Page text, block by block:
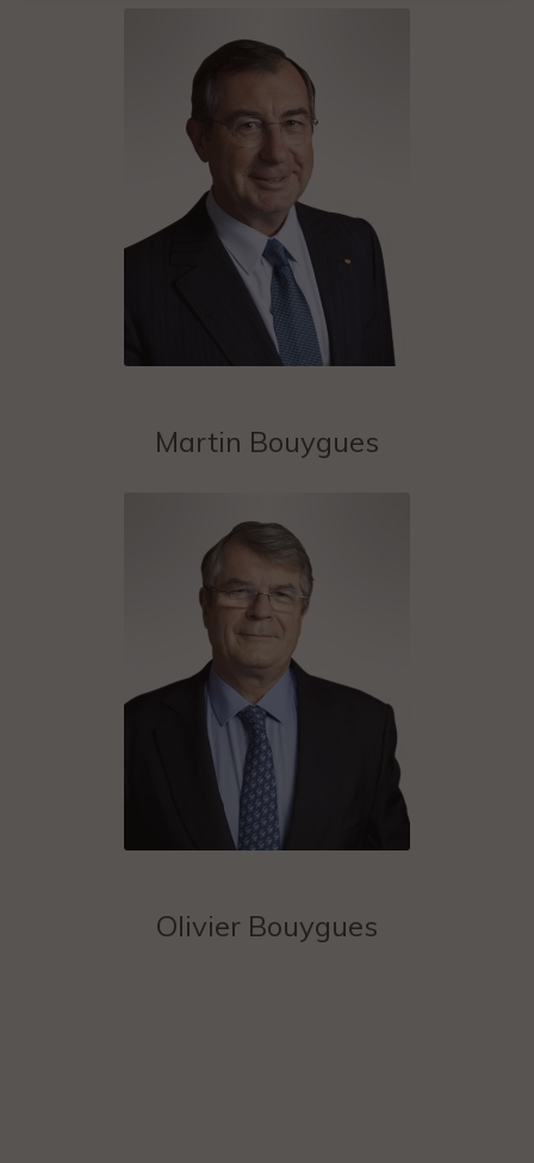
Martin Bouygues
Olivier Bouygues
Pour visiter le site du Château Montrose, vous devez être en âge légal de
consommer de l’alcool dans votre pays de résidence.
Vous reconnaissez avoir pris connaissance des conditions d’utilisation
du site et déclarez les accepter sans réserve.
To visit the Château Montrose website, you must be of legal drinking age
in your country.
You acknowledge that you have read and unconditionally accept this
website’s terms of use.